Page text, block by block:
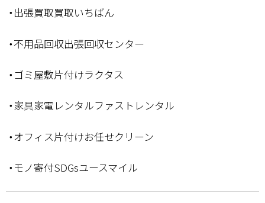
・出張買取買取いちばん
・不用品回収出張回収センター
・ゴミ屋敷片付けラクタス
・家具家電レンタルファストレンタル
・オフィス片付けお任せクリーン
・モノ寄付SDGsユースマイル